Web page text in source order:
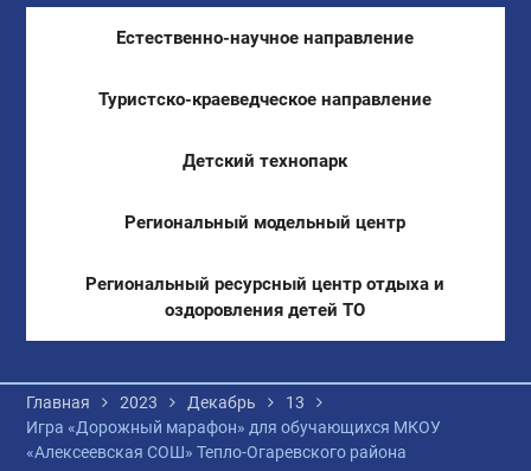
Естественно-научное направление
Туристско-краеведческое направление
Детский технопарк
Региональный модельный центр
Региональный ресурсный центр отдыха и
оздоровления детей ТО
Главная 2023 Декабрь
13
Игра «Дорожный марафон» для обучающихся МКОУ
«Алексеевская СОШ» Тепло-Огаревского района